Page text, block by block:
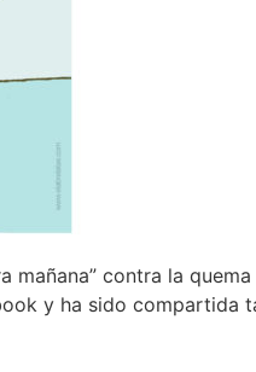
mañana” contra la
y ha sido